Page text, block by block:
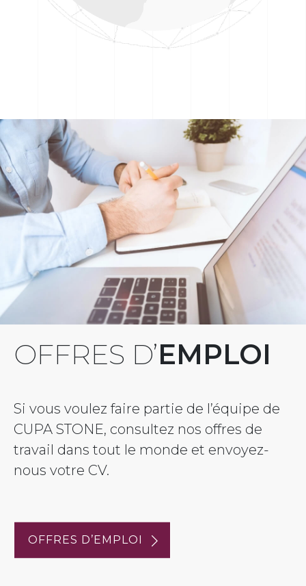
OFFRES D’EMPLOI
Si vous voulez faire partie de l’équipe de
CUPA STONE, consultez nos offres de
travail dans tout le monde et envoyez-
nous votre CV.
OFFRES D’EMPLOI